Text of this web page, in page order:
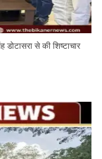
डोटासरा से की शिष्टाचार